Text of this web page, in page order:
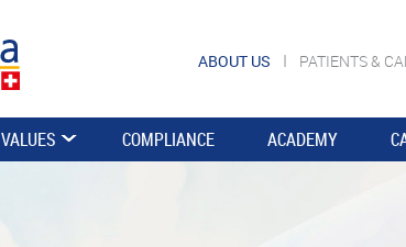
ABOUT US PATIENTS &
VALUES COMPLIANCE ACADEMY